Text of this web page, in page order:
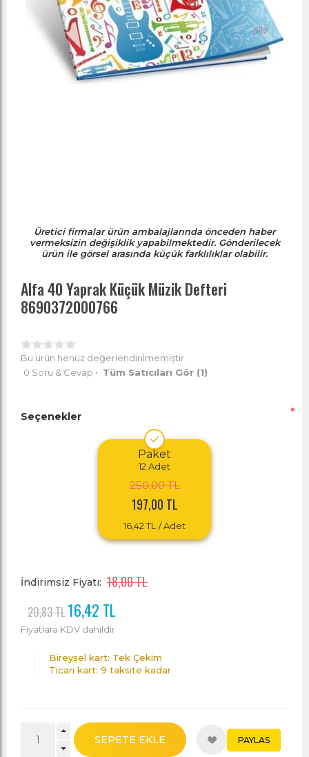
Üretici firmalar ürün ambalajlarında önceden haber
vermeksizin değişiklik yapabilmektedir. Gönderilecek
ürün ile görsel arasında küçük farklılıklar olabilir.
Alfa 40 Yaprak Küçük Müzik Defteri
8690372000766
Bu ürün henüz değerlendirilmemiştir.
0 Soru & Cevap • Tüm Satıcıları Gör (1)
Seçenekler *
Paket
12 Adet
250,00 TL
197,00 TL
16,42 TL / Adet
İndirimsiz Fiyatı: 18,00 TL
20,83 TL 16,42 TL
Fiyatlara KDV dahildir
Bireysel kart: Tek Çekim
Ticari kart: 9 taksite kadar
SEPETE EKLE PAYLAS